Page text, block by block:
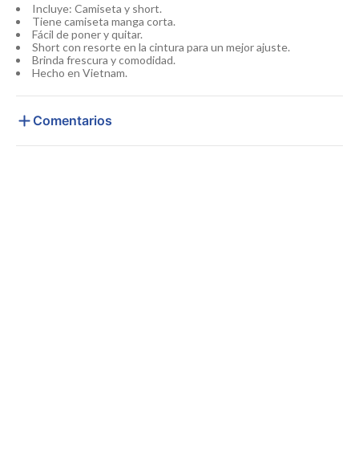
Incluye: Camiseta y short.
Tiene camiseta manga corta.
Fácil de poner y quitar.
Short con resorte en la cintura para un mejor ajuste.
Brinda frescura y comodidad.
Hecho en Vietnam.
Comentarios